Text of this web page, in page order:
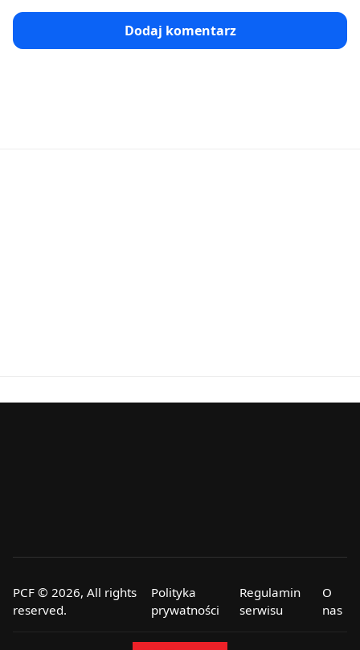
Dodaj komentarz
PCF © 2026, All rights
reserved.
Polityka
prywatności
Regulamin
serwisu
O
nas